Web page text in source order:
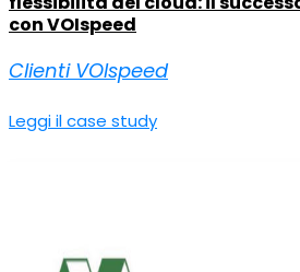
con VOIspeed
Clienti VOIspeed
Leggi il case study